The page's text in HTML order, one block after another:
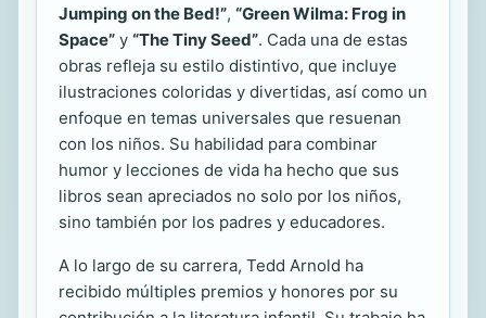
Jumping on the Bed!”, “Green Wilma: Frog in
Space” y “The Tiny Seed”. Cada una de estas
obras refleja su estilo distintivo, que incluye
ilustraciones coloridas y divertidas, así como un
enfoque en temas universales que resuenan
con los niños. Su habilidad para combinar
humor y lecciones de vida ha hecho que sus
libros sean apreciados no solo por los niños,
sino también por los padres y educadores.
A lo largo de su carrera, Tedd Arnold ha
recibido múltiples premios y honores por su